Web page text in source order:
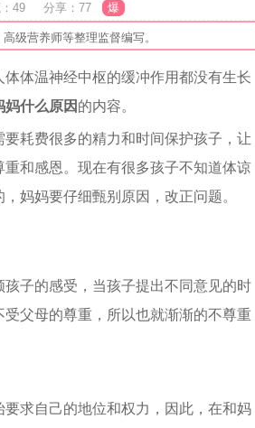
49 分享：77 爆
级营养师等整理监督编写。
体温神经中枢的缓冲作用都没有生长
什么原因 的内容。
耗费很多的精力和时间保护孩子，让
和感恩。现在有很多孩子不知道体谅
妈妈要仔细甄别原因，改正问题。
子的感受，当孩子提出不同意见的时
父母的尊重，所以也就渐渐的不尊重
求自己的地位和权力，因此，在和妈